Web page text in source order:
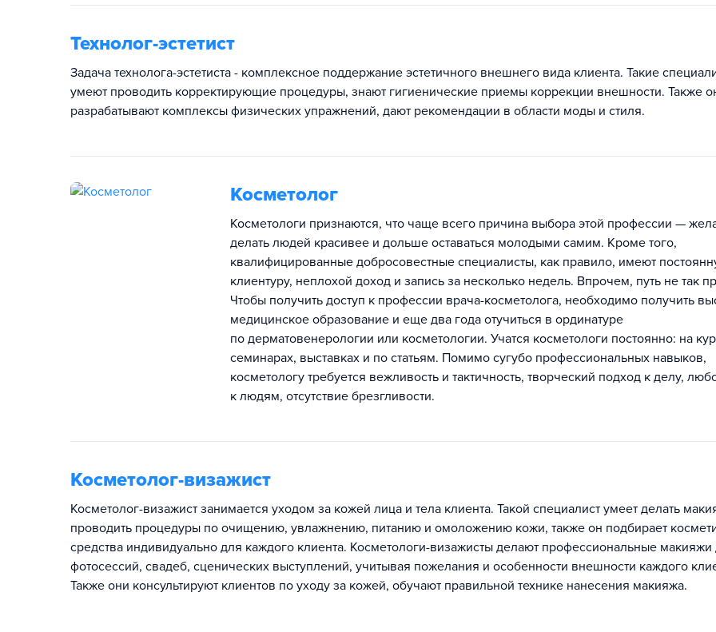
Технолог-эстетист
Задача технолога-эстетиста - комплексное поддержание эстетичного внешнего вида клиента. Такие
умеют проводить корректирующие процедуры, знают гигиенические приемы коррекции внешности. Также
разрабатывают комплексы физических упражнений, дают рекомендации в области моды и стиля.
Косметолог
Косметологи признаются, что чаще всего причина выбора этой профессии —
делать людей красивее и дольше оставаться молодыми самим. Кроме того,
квалифицированные добросовестные специалисты, как правило, имеют
клиентуру, неплохой доход и запись за несколько недель. Впрочем, путь не так
Чтобы получить доступ к профессии врача-косметолога, необходимо получить
медицинское образование и еще два года отучиться в ординатуре
по дерматовенерологии или косметологии. Учатся косметологи постоянно: на
семинарах, выставках и по статьям. Помимо сугубо профессиональных навыков,
косметологу требуется вежливость и тактичность, творческий подход к делу,
к людям, отсутствие брезгливости.
Косметолог-визажист
Косметолог-визажист занимается уходом за кожей лица и тела клиента. Такой специалист умеет делать
проводить процедуры по очищению, увлажнению, питанию и омоложению кожи, также он подбирает
средства индивидуально для каждого клиента. Косметологи-визажисты делают профессиональные макияжи
фотосессий, свадеб, сценических выступлений, учитывая пожелания и особенности внешности каждого
Также они консультируют клиентов по уходу за кожей, обучают правильной технике нанесения макияжа.